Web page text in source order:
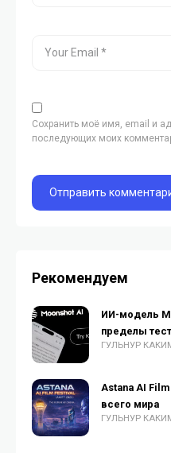
Сохранить моё имя, email и
последующих моих
Рекомендуем
ИИ-модель
пределы
ГУЛЬНУР
Astana AI
всего мира
ГУЛЬНУР